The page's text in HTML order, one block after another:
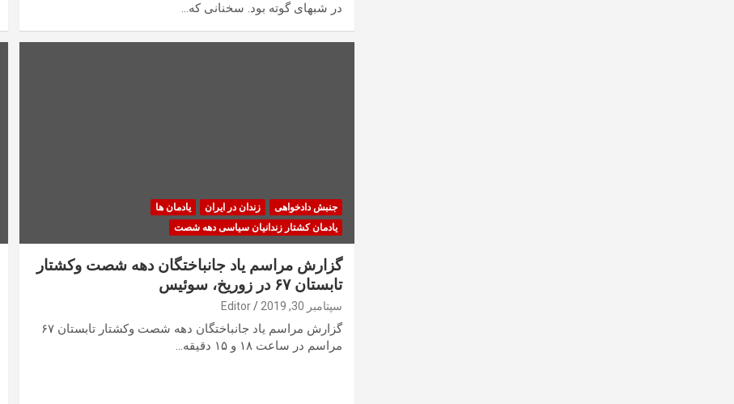
در شبهای گوته بود. سخنانی که…
جنبش دادخواهی زندان در ایران
یادمان ها
یادمان کشتار زندانیان سیاسی دهه شصت
گزارش مراسم یاد جانباختگان دهه شصت وکشتار
تابستان ۶۷ در زوریخ، سوئیس
سپتامبر 30, 2019 Editor
گزارش مراسم یاد جانباختگان دهه شصت وکشتار تابستان ۶۷
مراسم در ساعت ۱۸ و ۱۵ دقیقه…